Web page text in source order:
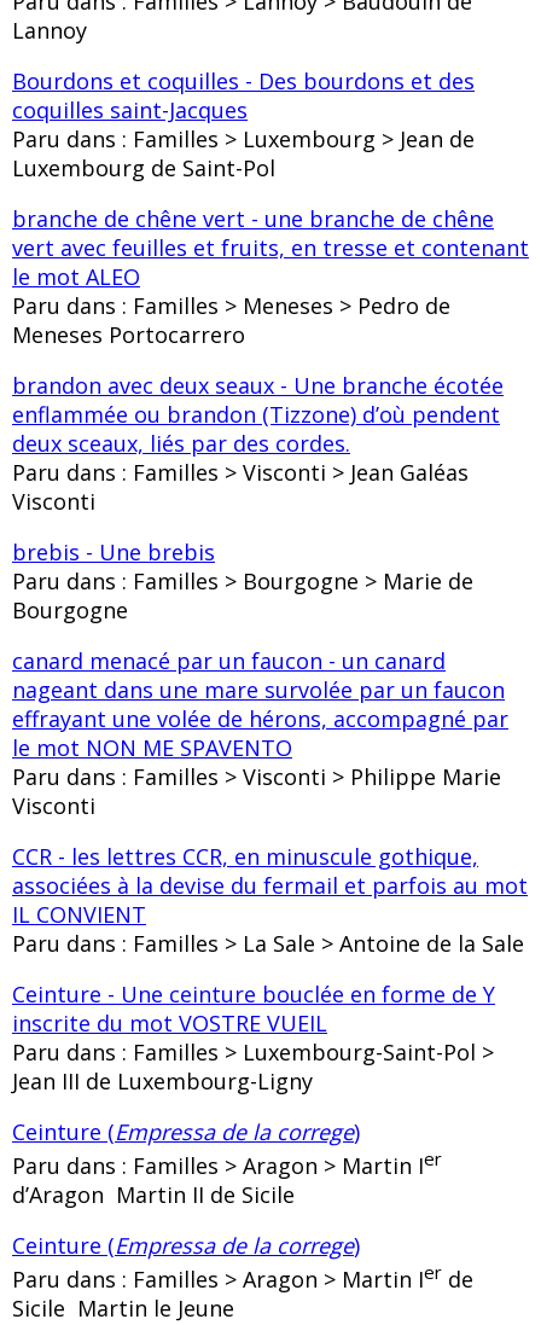
Lannoy
Bourdons et coquilles - Des bourdons et des
coquilles saint-Jacques
Paru dans : Familles > Luxembourg > Jean de
Luxembourg de Saint-Pol
branche de chêne vert - une branche de chêne
vert avec feuilles et fruits, en tresse et contenant
le mot ALEO
Paru dans : Familles > Meneses > Pedro de
Meneses Portocarrero
brandon avec deux seaux - Une branche écotée
enflammée ou brandon (Tizzone) d’où pendent
deux sceaux, liés par des cordes.
Paru dans : Familles > Visconti > Jean Galéas
Visconti
brebis - Une brebis
Paru dans : Familles > Bourgogne > Marie de
Bourgogne
canard menacé par un faucon - un canard
nageant dans une mare survolée par un faucon
effrayant une volée de hérons, accompagné par
le mot NON ME SPAVENTO
Paru dans : Familles > Visconti > Philippe Marie
Visconti
CCR - les lettres CCR, en minuscule gothique,
associées à la devise du fermail et parfois au mot
IL CONVIENT
Paru dans : Familles > La Sale > Antoine de la Sale
Ceinture - Une ceinture bouclée en forme de Y
inscrite du mot VOSTRE VUEIL
Paru dans : Familles > Luxembourg-Saint-Pol >
Jean III de Luxembourg-Ligny
Ceinture (Empressa de la correge)
Paru dans : Familles > Aragon > Martin Ier
d’Aragon Martin II de Sicile
Ceinture (Empressa de la correge)
Paru dans : Familles > Aragon > Martin Ier de
Sicile Martin le Jeune